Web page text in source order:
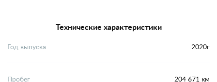
Технические характеристики
Год выпуска 2020г
Пробег 204 671 км